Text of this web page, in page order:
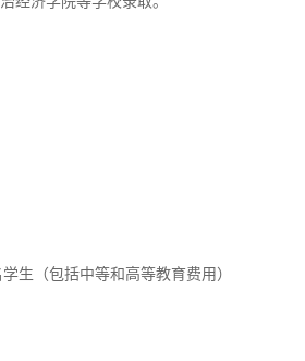
生（包括中等和高等教育费用）